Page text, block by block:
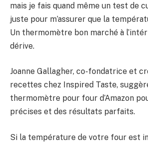
mais je fais quand même un test de
juste pour m’assurer que la
Un thermomètre bon marché à
dérive.
Joanne Gallagher, co-fondatrice et
recettes chez Inspired Taste,
thermomètre pour four d’Amazon
précises et des résultats parfaits.
Si la température de votre four est